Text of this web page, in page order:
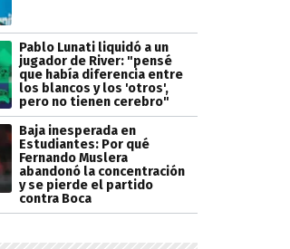
Pablo Lunati liquidó a un
jugador de River: "pensé
que había diferencia entre
los blancos y los 'otros',
pero no tienen cerebro"
Baja inesperada en
Estudiantes: Por qué
Fernando Muslera
abandonó la concentración
y se pierde el partido
contra Boca